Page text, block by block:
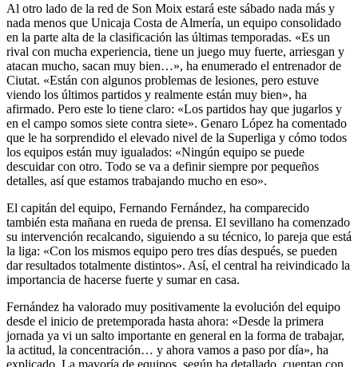
Al otro lado de la red de Son Moix estará este sábado nada más y
nada menos que Unicaja Costa de Almería, un equipo consolidado
en la parte alta de la clasificación las últimas temporadas. «Es un
rival con mucha experiencia, tiene un juego muy fuerte, arriesgan y
atacan mucho, sacan muy bien…», ha enumerado el entrenador de
Ciutat. «Están con algunos problemas de lesiones, pero estuve
viendo los últimos partidos y realmente están muy bien», ha
afirmado. Pero este lo tiene claro: «Los partidos hay que jugarlos y
en el campo somos siete contra siete». Genaro López ha comentado
que le ha sorprendido el elevado nivel de la Superliga y cómo todos
los equipos están muy igualados: «Ningún equipo se puede
descuidar con otro. Todo se va a definir siempre por pequeños
detalles, así que estamos trabajando mucho en eso».
El capitán del equipo, Fernando Fernández, ha comparecido
también esta mañana en rueda de prensa. El sevillano ha comenzado
su intervención recalcando, siguiendo a su técnico, lo pareja que está
la liga: «Con los mismos equipo pero tres días después, se pueden
dar resultados totalmente distintos». Así, el central ha reivindicado la
importancia de hacerse fuerte y sumar en casa.
Fernández ha valorado muy positivamente la evolución del equipo
desde el inicio de pretemporada hasta ahora: «Desde la primera
jornada ya vi un salto importante en general en la forma de trabajar,
la actitud, la concentración… y ahora vamos a paso por día», ha
explicado. La mayoría de equipos, según ha detallado, cuentan con